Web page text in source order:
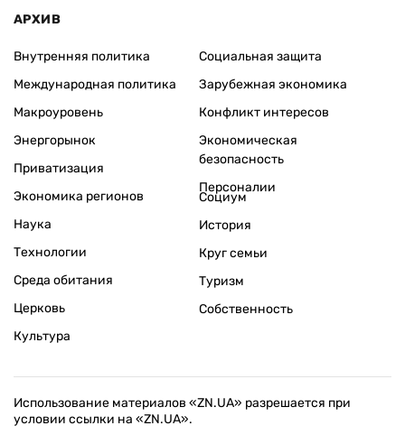
АРХИВ
Внутренняя политика
Международная политика
Макроуровень
Энергорынок
Приватизация
Экономика регионов
Социальная защита
Зарубежная экономика
Конфликт интересов
Экономическая
безопасность
Персоналии
Наука
Технологии
Среда обитания
Церковь
Культура
Социум
История
Круг семьи
Туризм
Собственность
Использование материалов «ZN.UA» разрешается при
условии ссылки на «ZN.UA».